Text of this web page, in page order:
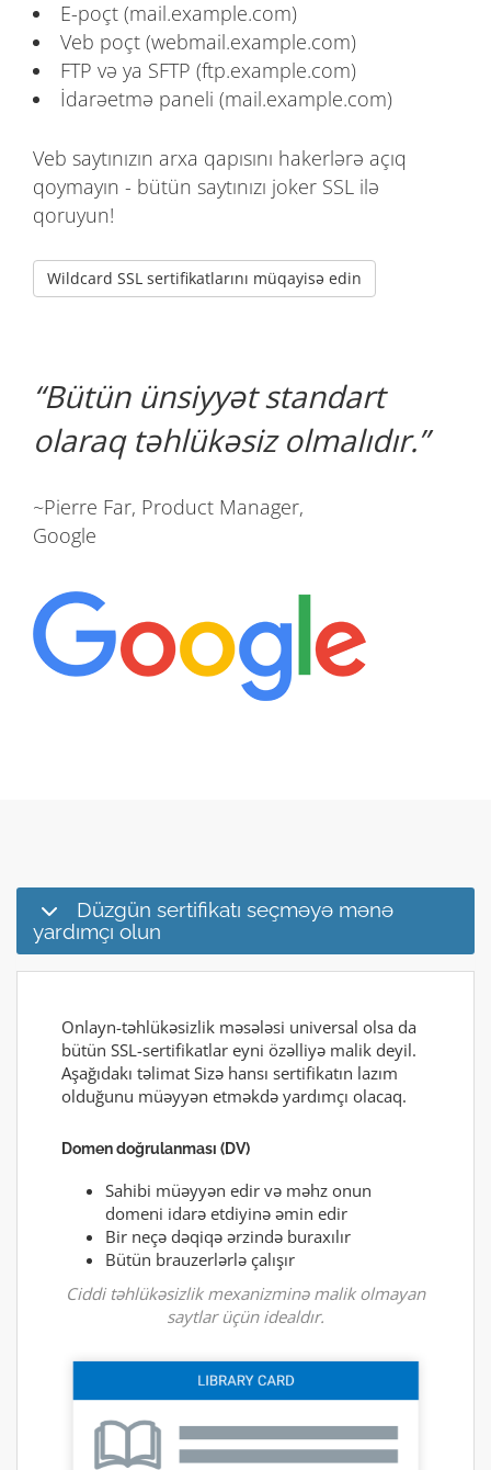
E-poçt (mail.example.com)
Veb poçt (webmail.example.com)
FTP və ya SFTP (ftp.example.com)
İdarəetmə paneli (mail.example.com)
Veb saytınızın arxa qapısını hakerlərə açıq
qoymayın - bütün saytınızı joker SSL ilə
qoruyun!
Wildcard SSL sertifikatlarını müqayisə edin
Bütün ünsiyyət standart
olaraq təhlükəsiz olmalıdır.
~Pierre Far, Product Manager,
Google
Düzgün sertifikatı seçməyə mənə
yardımçı olun
Onlayn-təhlükəsizlik məsələsi universal olsa da
bütün SSL-sertifikatlar eyni özəlliyə malik deyil.
Aşağıdakı təlimat Sizə hansı sertifikatın lazım
olduğunu müəyyən etməkdə yardımçı olacaq.
Domen doğrulanması (DV)
Sahibi müəyyən edir və məhz onun
domeni idarə etdiyinə əmin edir
Bir neçə dəqiqə ərzində buraxılır
Bütün brauzerlərlə çalışır
Ciddi təhlükəsizlik mexanizminə malik olmayan
saytlar üçün idealdır.